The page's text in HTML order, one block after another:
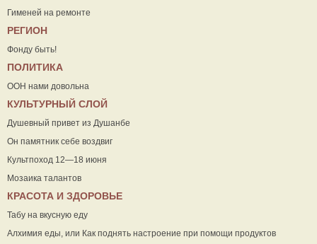
Гименей на ремонте
РЕГИОН
Фонду быть!
ПОЛИТИКА
ООН нами довольна
КУЛЬТУРНЫЙ СЛОЙ
Душевный привет из Душанбе
Он памятник себе воздвиг
Культпоход 12—18 июня
Мозаика талантов
КРАСОТА И ЗДОРОВЬЕ
Табу на вкусную еду
Алхимия еды, или Как поднять настроение при помощи продуктов